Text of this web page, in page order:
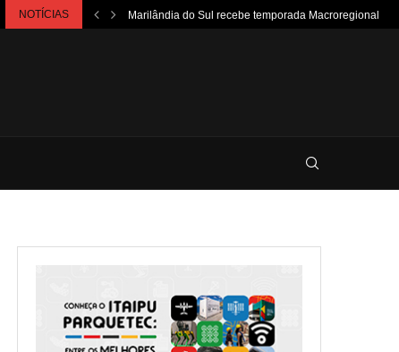
NOTÍCIAS Marilândia do Sul recebe temporada Macroregional do